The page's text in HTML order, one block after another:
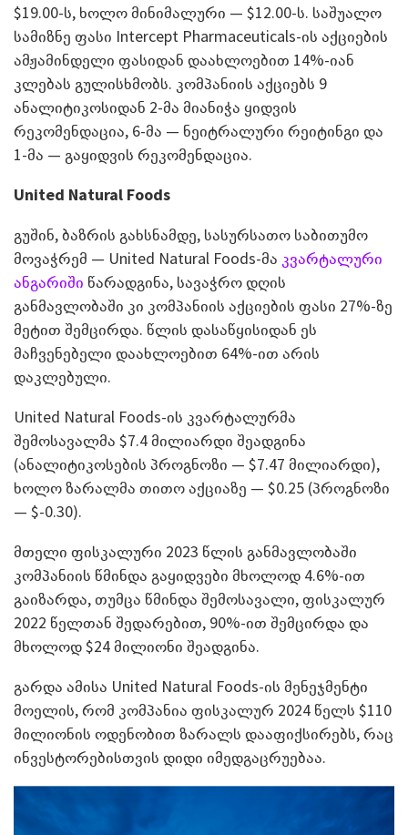
$19.00-ს, ხოლო მინიმალური — $12.00-ს. საშუალო
სამიზნე ფასი Intercept Pharmaceuticals-ის აქციების
ამჟამინდელი ფასიდან დაახლოებით 14%-იან
კლებას გულისხმობს. კომპანიის აქციებს 9
ანალიტიკოსიდან 2-მა მიანიჭა ყიდვის
რეკომენდაცია, 6-მა — ნეიტრალური რეიტინგი და
1-მა — გაყიდვის რეკომენდაცია.
United Natural Foods
გუშინ, ბაზრის გახსნამდე, სასურსათო საბითუმო
მოვაჭრემ — United Natural Foods-მა კვარტალური
ანგარიში წარადგინა, სავაჭრო დღის
განმავლობაში კი კომპანიის აქციების ფასი 27%-ზე
მეტით შემცირდა. წლის დასაწყისიდან ეს
მაჩვენებელი დაახლოებით 64%-ით არის
დაკლებული.
United Natural Foods-ის კვარტალურმა
შემოსავალმა $7.4 მილიარდი შეადგინა
(ანალიტიკოსების პროგნოზი — $7.47 მილიარდი),
ხოლო ზარალმა თითო აქციაზე — $0.25 (პროგნოზი
— $-0.30).
მთელი ფისკალური 2023 წლის განმავლობაში
კომპანიის წმინდა გაყიდვები მხოლოდ 4.6%-ით
გაიზარდა, თუმცა წმინდა შემოსავალი, ფისკალურ
2022 წელთან შედარებით, 90%-ით შემცირდა და
მხოლოდ $24 მილიონი შეადგინა.
გარდა ამისა United Natural Foods-ის მენეჯმენტი
მოელის, რომ კომპანია ფისკალურ 2024 წელს $110
მილიონის ოდენობით ზარალს დააფიქსირებს, რაც
ინვესტორებისთვის დიდი იმედგაცრუებაა.